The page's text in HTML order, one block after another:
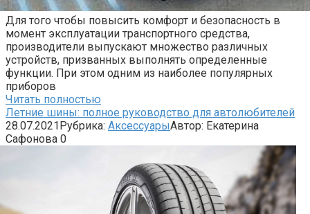
Для того чтобы повысить комфорт и безопасность в
момент эксплуатации транспортного средства,
производители выпускают множество различных
устройств, призванных выполнять определенные
функции. При этом одним из наиболее популярных
приборов
Читать полностью
Летние шины: полное руководство для автолюбителей
28.07.2021Рубрика: АксессуарыАвтор: Екатерина
Сафонова 0